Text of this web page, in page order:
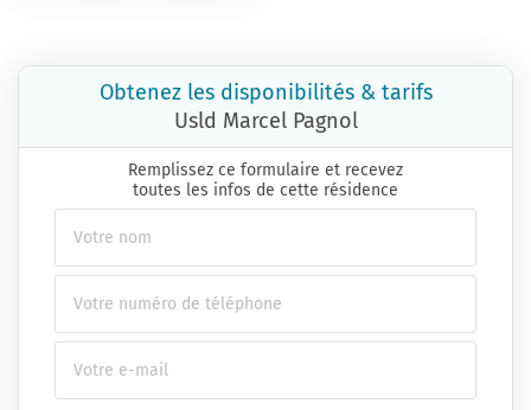
Obtenez les disponibilités & tarifs
Usld Marcel Pagnol
Remplissez ce formulaire et recevez
toutes les infos de cette résidence